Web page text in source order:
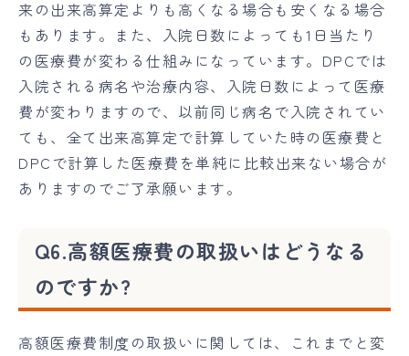
来の出来高算定よりも高くなる場合も安くなる場合
もあります。また、入院日数によっても1日当たり
の医療費が変わる仕組みになっています。DPCでは
入院される病名や治療内容、入院日数によって医療
費が変わりますので、以前同じ病名で入院されてい
ても、全て出来高算定で計算していた時の医療費と
DPCで計算した医療費を単純に比較出来ない場合が
ありますのでご了承願います。
Q6.高額医療費の取扱いはどうなる
のですか?
高額医療費制度の取扱いに関しては、これまでと変